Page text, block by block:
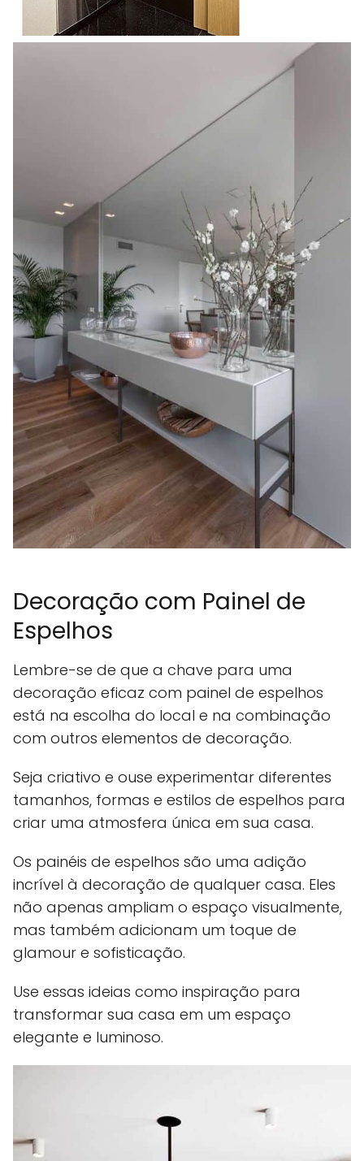
Decoração com Painel de
Espelhos
Lembre-se de que a chave para uma
decoração eficaz com painel de espelhos
está na escolha do local e na combinação
com outros elementos de decoração.
Seja criativo e ouse experimentar diferentes
tamanhos, formas e estilos de espelhos para
criar uma atmosfera única em sua casa.
Os painéis de espelhos são uma adição
incrível à decoração de qualquer casa. Eles
não apenas ampliam o espaço visualmente,
mas também adicionam um toque de
glamour e sofisticação.
Use essas ideias como inspiração para
transformar sua casa em um espaço
elegante e luminoso.